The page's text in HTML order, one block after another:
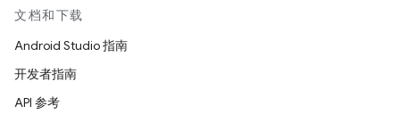
文档和下载
Android Studio 指南
开发者指南
API 参考